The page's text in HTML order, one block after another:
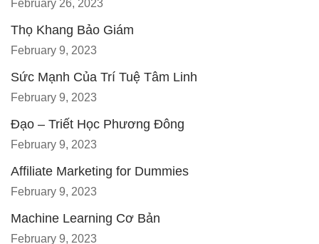
February 26, 2023
Thọ Khang Bảo Giám
February 9, 2023
Sức Mạnh Của Trí Tuệ Tâm Linh
February 9, 2023
Đạo – Triết Học Phương Đông
February 9, 2023
Affiliate Marketing for Dummies
February 9, 2023
Machine Learning Cơ Bản
February 9, 2023